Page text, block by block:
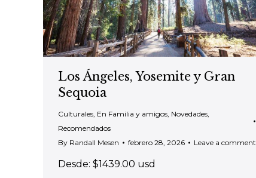
Los Ángeles, Yosemite y Gran
Sequoia
Culturales En Familia y amigos Novedades
Recomendados
By Randall Mesen febrero 28, 2026 Leave a comment
Desde: $1439.00 usd